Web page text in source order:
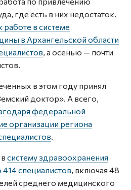
где есть в них недостаток.
работе в системе
в Архангельской области
, а осенью — почти
в этом году принял
доктор». А всего,
федеральной
организации региона
.
систему здравоохранения
специалистов, включая 48
среднего медицинского